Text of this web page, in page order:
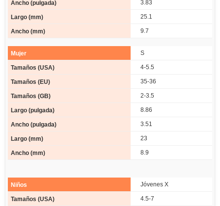
3.83
25.1
9.7
S
4-5.5
35-36
2-3.5
8.86
3.51
23
8.9
Jóvenes X
4.5-7